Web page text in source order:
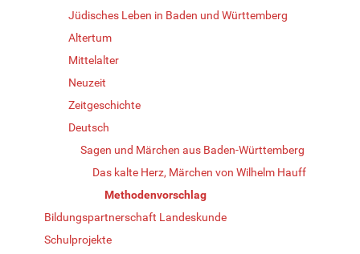
Jüdisches Leben in Baden und Württemberg
Altertum
Mittelalter
Neuzeit
Zeitgeschichte
Deutsch
Sagen und Märchen aus Baden-Württemberg
Das kalte Herz, Märchen von Wilhelm Hauff
Methodenvorschlag
Bildungspartnerschaft Landeskunde
Schulprojekte